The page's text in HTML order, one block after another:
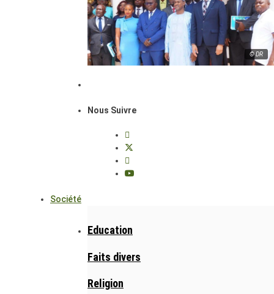
© DR
Nous Suivre
Société
Education
Faits divers
Religion